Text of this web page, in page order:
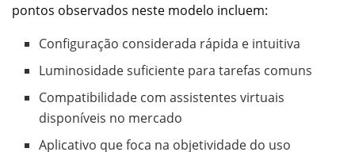
pontos observados neste modelo incluem:
Configuração considerada rápida e intuitiva
Luminosidade suficiente para tarefas comuns
Compatibilidade com assistentes virtuais
disponíveis no mercado
Aplicativo que foca na objetividade do uso